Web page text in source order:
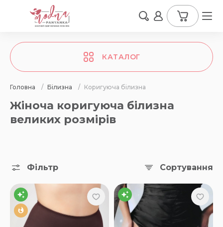
КАТАЛОГ
Головна / Білизна / Коригуюча білизна
Жіноча коригуюча білизна
великих розмірів
Фільтр Сортування